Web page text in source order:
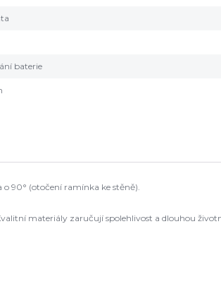
baterie
90° (otočení ramínka ke stěně).
materiály zaručují spolehlivost a dlouhou